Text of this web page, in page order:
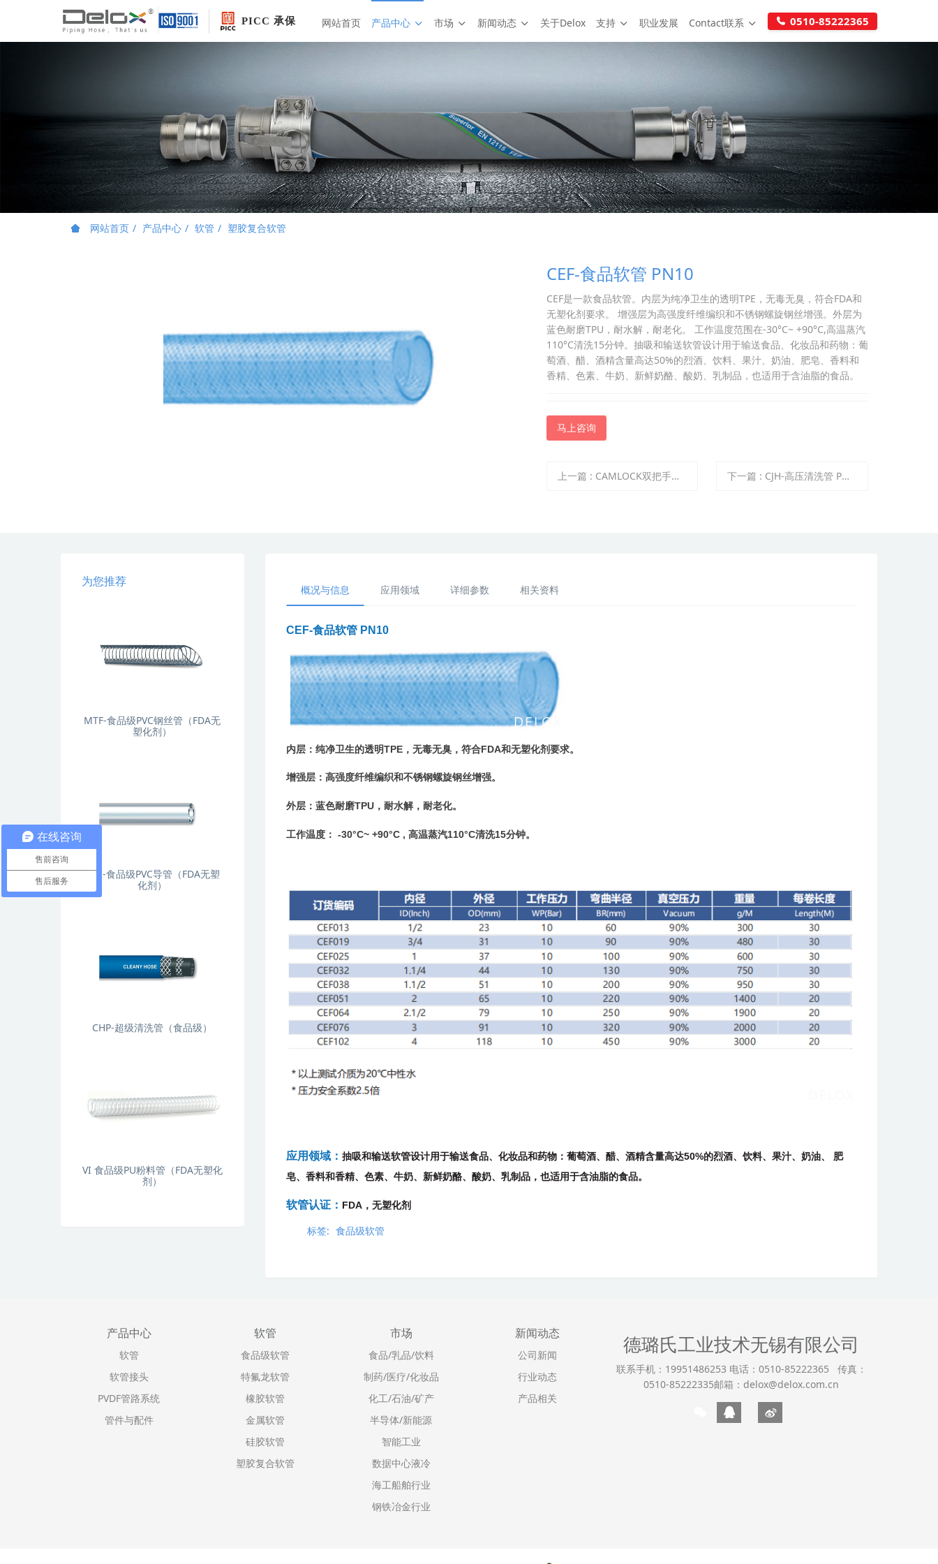
PICC 承保 网站首页 产品中心 市场 新闻动态 关于Delox 支持 职业发展 Contact联系 0510-85222365
网站首页 产品中心 软管 塑胶复合软管
CEF-食品软管 PN10
CEF是一款食品软管。内层为纯净卫生的透明TPE，无毒无臭，符合FDA和
无塑化剂要求。 增强层为高强度纤维编织和不锈钢螺旋钢丝增强。外层为
蓝色耐磨TPU，耐水解，耐老化。 工作温度范围在-30°C~ +90°C,高温蒸汽
110°C清洗15分钟。抽吸和输送软管设计用于输送食品、化妆品和药物：葡
萄酒、醋、酒精含量高达50%的烈酒、饮料、果汁、奶油、肥皂、香料和
香精、色素、牛奶、新鲜奶酪、酸奶、乳制品，也适用于含油脂的食品。
马上咨询
上一篇 : CAMLOCK双把手凸轮紧锁快速接头（简称CM） 下一篇 : CJH-高压清洗管 PN100
概况与信息 应用领域 详细参数 相关资料
CEF-食品软管 PN10
内层：纯净卫生的透明TPE，无毒无臭，符合FDA和无塑化剂要求。
增强层：高强度纤维编织和不锈钢螺旋钢丝增强。
外层：蓝色耐磨TPU，耐水解，耐老化。
工作温度： -30°C~ +90°C , 高温蒸汽110°C清洗15分钟。
应用领域： 抽吸和输送软管设计用于输送食品、化妆品和药物：葡萄酒、醋、酒精含量高达50%的烈酒、饮料、果汁、奶油、 肥
皂、香料和香精、色素、牛奶、新鲜奶酪、酸奶、乳制品，也适用于含油脂的食品。
软管认证： FDA，无塑化剂
标签: 食品级软管
为您推荐
MTF-食品级PVC钢丝管（FDA无
塑化剂）
CRE-食品级PVC导管（FDA无塑
化剂）
CHP-超级清洗管（食品级）
VI 食品级PU粉料管（FDA无塑化
剂）
产品中心
软管
软管接头
PVDF管路系统
管件与配件
软管
食品级软管
特氟龙软管
橡胶软管
金属软管
硅胶软管
塑胶复合软管
市场
食品/乳品/饮料
制药/医疗/化妆品
化工/石油/矿产
半导体/新能源
智能工业
数据中心液冷
海工船舶行业
钢铁冶金行业
新闻动态
公司新闻
行业动态
产品相关
德璐氏工业技术无锡有限公司
联系手机：19951486253 电话：0510-85222365 传真：
0510-85222335邮箱：delox@delox.com.cn
在线咨询
售前咨询
售后服务